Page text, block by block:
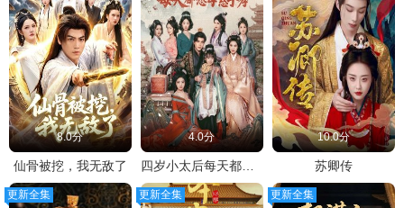
8.0分
仙骨被挖，我无敌了
4.0分
四岁小太后每天都想母慈子孝
10.0分
苏卿传
更新全集 更新全集 更新全集